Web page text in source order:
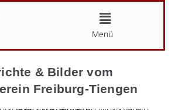
Menü
Menü
& Bilder vom
Freiburg-Tiengen